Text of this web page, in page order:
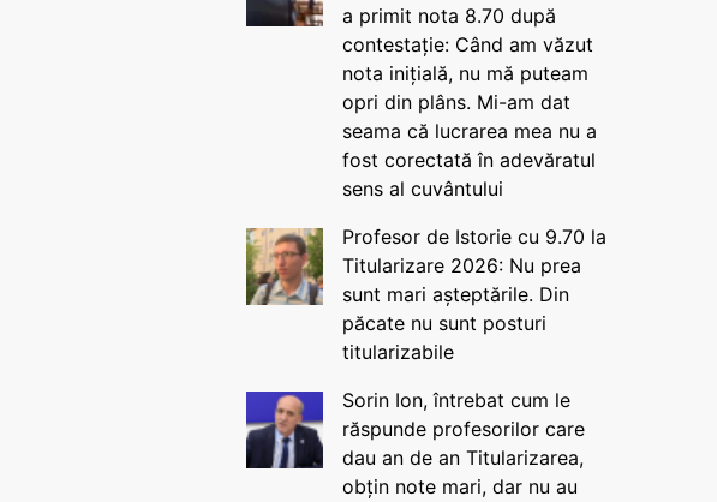
a primit nota 8.70 după
contestație: Când am văzut
nota inițială, nu mă puteam
opri din plâns. Mi-am dat
seama că lucrarea mea nu a
fost corectată în adevăratul
sens al cuvântului
Profesor de Istorie cu 9.70 la
Titularizare 2026: Nu prea
sunt mari așteptările. Din
păcate nu sunt posturi
titularizabile
Sorin Ion, întrebat cum le
răspunde profesorilor care
dau an de an Titularizarea,
obțin note mari, dar nu au